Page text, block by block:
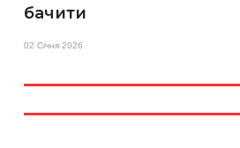
бачити
02 Січня 2026